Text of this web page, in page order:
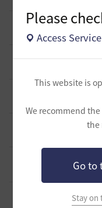
Please
Access
This website is
We recommend
the
Go to
Stay on
そんなこと知
0 304
0
取引所の購入
エマ・バルタ
969
【ギルド名声
（2026年ギル